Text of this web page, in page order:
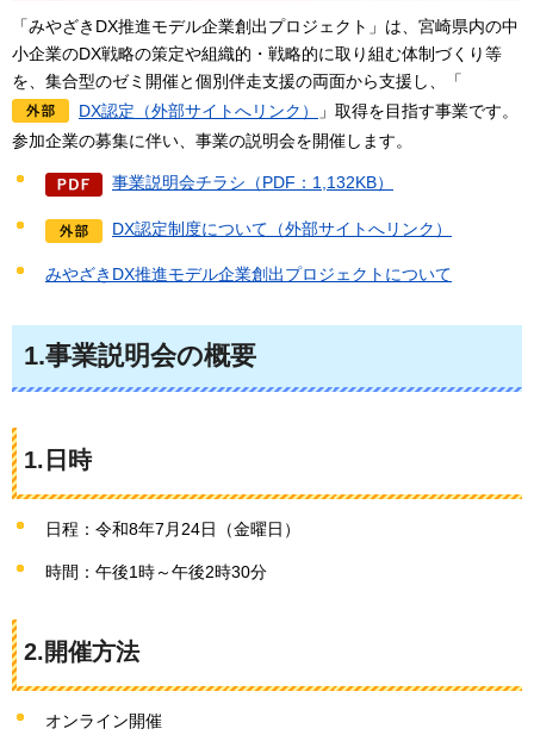
「みやざきDX推進モデル企業創出プロジェクト」は、宮崎県内の中
小企業のDX戦略の策定や組織的・戦略的に取り組む体制づくり等
を、集合型のゼミ開催と個別伴走支援の両面から支援し、「
DX認定（外部サイトへリンク）
」取得を目指す事業です。
参加企業の募集に伴い、事業の説明会を開催します。
事業説明会チラシ（PDF：1,132KB）
DX認定制度について（外部サイトへリンク）
みやざきDX推進モデル企業創出プロジェクトについて
1.事業説明会の概要
1.日時
日程：令和8年7月24日（金曜日）
時間：午後1時～午後2時30分
2.開催方法
オンライン開催